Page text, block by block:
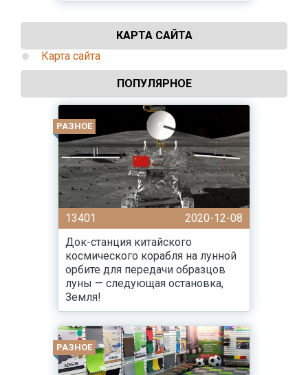
КАРТА САЙТА
Карта сайта
ПОПУЛЯРНОЕ
РАЗНОЕ
13401
2020-12-08
Док-станция китайского
космического корабля на лунной
орбите для передачи образцов
луны — следующая остановка,
Земля!
РАЗНОЕ